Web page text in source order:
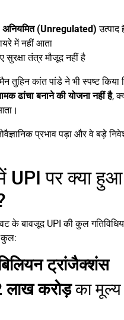
अनियमित (Unregulated) उत्पाद
में नहीं आता
सुरक्षा तंत्र मौजूद नहीं है
तुहिन कांत पांडे ने भी स्पष्ट किया
ढांचा बनाने की योजना नहीं है,
प्रभाव पड़ा और वे बड़े
UPI पर क्या
के बावजूद UPI की कुल
कुल:
ट्रांजैक्शंस
करोड़का मूल्य